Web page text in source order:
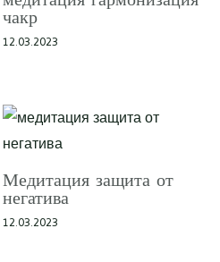
чакр
12.03.2023
Медитация защита от
негатива
12.03.2023